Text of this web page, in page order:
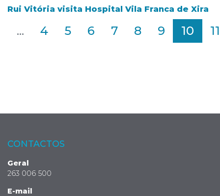
Rui Vitória visita Hospital Vila Franca de Xira
... 4 5 6 7 8 9 10 11
CONTACTOS
Geral
263 006 500
E-mail